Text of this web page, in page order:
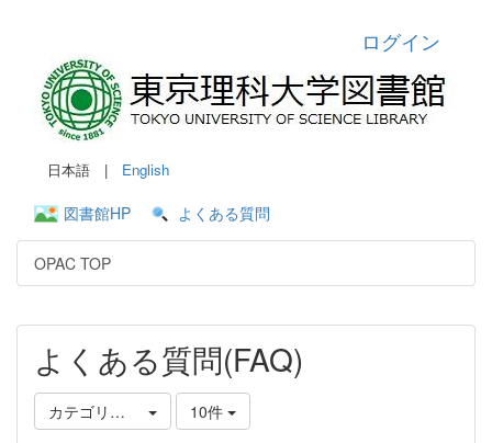
ログイン
日本語 | English
図書館HP よくある質問
OPAC TOP
よくある質問(FAQ)
カテゴリ選択 10件